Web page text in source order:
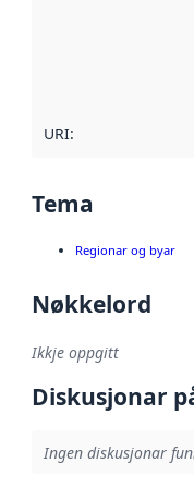
URI:
Tema
Regionar og byar
Nøkkelord
Ikkje oppgitt
Diskusjonar
Ingen diskusjonar